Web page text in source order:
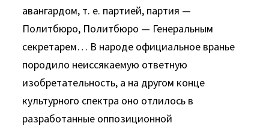
авангардом, т. е. партией, партия —
Политбюро, Политбюро — Генеральным
секретарем… В народе официальное вранье
породило неиссякаемую ответ­ную
изобретательность, а на другом конце
культурного спектра оно отлилось в
разработанные оппозиционной